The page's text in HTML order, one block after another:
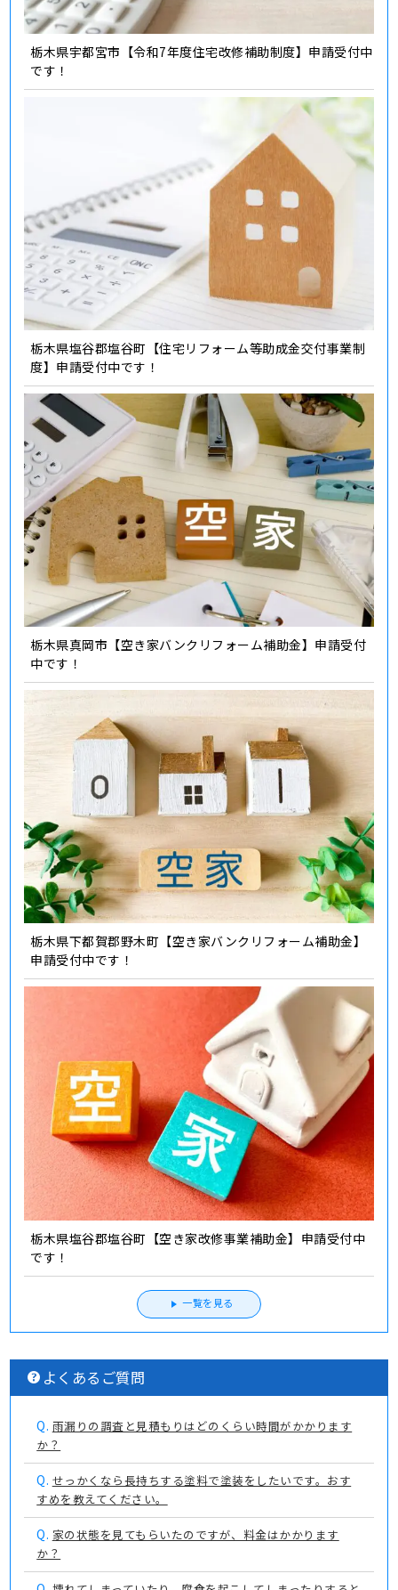
栃木県宇都宮市【令和7年度住宅改修補助制度】申請受付中
です！
栃木県塩谷郡塩谷町【住宅リフォーム等助成金交付事業制
度】申請受付中です！
栃木県真岡市【空き家バンクリフォーム補助金】申請受付
中です！
栃木県下都賀郡野木町【空き家バンクリフォーム補助金】
申請受付中です！
栃木県塩谷郡塩谷町【空き家改修事業補助金】申請受付中
です！
一覧を見る
よくあるご質問
Q. 雨漏りの調査と見積もりはどのくらい時間がかかります
か？
Q. せっかくなら長持ちする塗料で塗装をしたいです。おす
すめを教えてください。
Q. 家の状態を見てもらいたのですが、料金はかかります
か？